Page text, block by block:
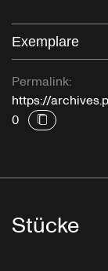
Exemplare
Permalink:
https://
0
Stücke